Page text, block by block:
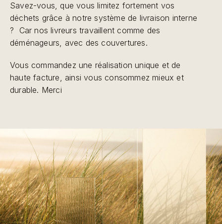
Savez-vous, que vous limitez fortement vos
déchets grâce à notre système de livraison interne
? Car nos livreurs travaillent comme des
déménageurs, avec des couvertures.
Vous commandez une réalisation unique et de
haute facture, ainsi vous consommez mieux et
durable. Merci